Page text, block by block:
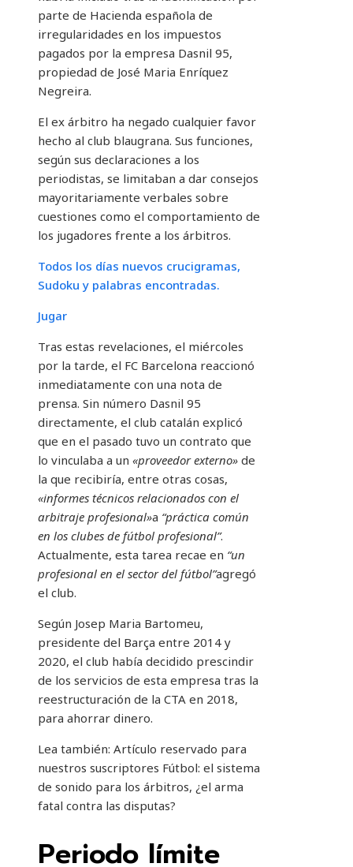
parte de Hacienda española de
irregularidades en los impuestos
pagados por la empresa Dasnil 95,
propiedad de José Maria Enríquez
Negreira.
El ex árbitro ha negado cualquier favor
hecho al club blaugrana. Sus funciones,
según sus declaraciones a los
periodistas, se limitaban a dar consejos
mayoritariamente verbales sobre
cuestiones como el comportamiento de
los jugadores frente a los árbitros.
Todos los días nuevos crucigramas,
Sudoku y palabras encontradas.
Jugar
Tras estas revelaciones, el miércoles
por la tarde, el FC Barcelona reaccionó
inmediatamente con una nota de
prensa. Sin número Dasnil 95
directamente, el club catalán explicó
que en el pasado tuvo un contrato que
lo vinculaba a un «proveedor externo» de
la que recibiría, entre otras cosas,
«informes técnicos relacionados con el
arbitraje profesional»a “práctica común
en los clubes de fútbol profesional”.
Actualmente, esta tarea recae en “un
profesional en el sector del fútbol”agregó
el club.
Según Josep Maria Bartomeu,
presidente del Barça entre 2014 y
2020, el club había decidido prescindir
de los servicios de esta empresa tras la
reestructuración de la CTA en 2018,
para ahorrar dinero.
Lea también: Artículo reservado para
nuestros suscriptores Fútbol: el sistema
de sonido para los árbitros, ¿el arma
fatal contra las disputas?
Periodo límite